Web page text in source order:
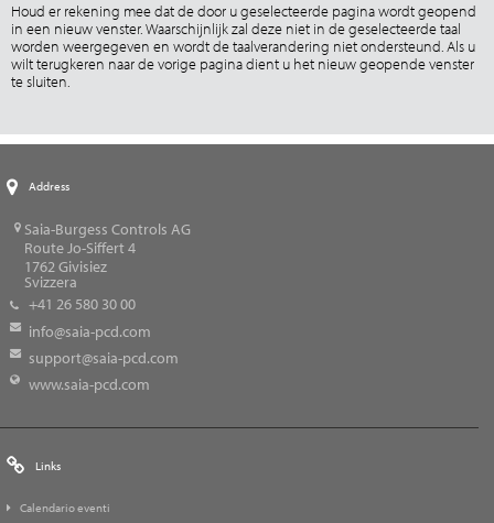
Houd er rekening mee dat de door u geselecteerde pagina wordt geopend
in een nieuw venster. Waarschijnlijk zal deze niet in de geselecteerde taal
worden weergegeven en wordt de taalverandering niet ondersteund. Als u
wilt terugkeren naar de vorige pagina dient u het nieuw geopende venster
te sluiten.
Address
Saia-Burgess Controls AG
Route Jo-Siffert 4
1762Givisiez
Svizzera
+41 26 580 30 00
info@saia-pcd.com
support@saia-pcd.com
www.saia-pcd.com
Links
Calendario eventi